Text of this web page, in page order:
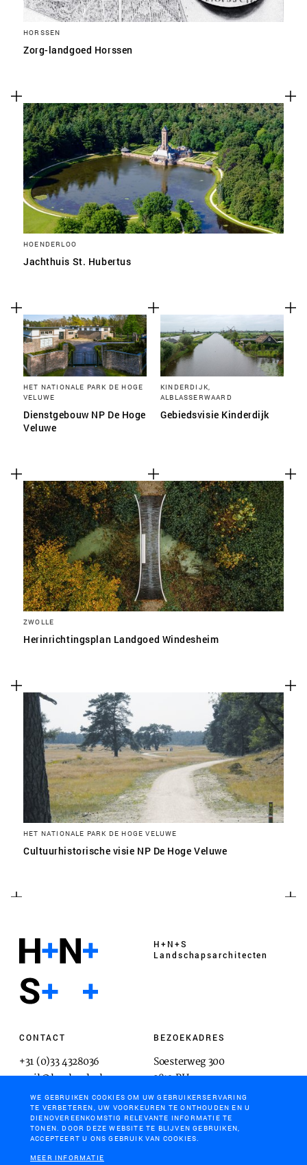
HORSSEN
Zorg-landgoed Horssen
HOENDERLOO
Jachthuis St. Hubertus
HET NATIONALE PARK DE HOGE
VELUWE
Dienstgebouw NP De Hoge
Veluwe
KINDERDIJK,
ALBLASSERWAARD
Gebiedsvisie Kinderdijk
ZWOLLE
Herinrichtingsplan Landgoed Windesheim
HET NATIONALE PARK DE HOGE VELUWE
Cultuurhistorische visie NP De Hoge Veluwe
H+N+S
Landschaps­architecten
CONTACT
+31 (0)33 4328036
mail@hnsland.nl
BEZOEKADRES
Soesterweg 300
3812 BH
Amersfoort
POSTADRES
WE GEBRUIKEN COOKIES OM UW GEBRUIKERSERVARING
TE VERBETEREN, UW VOORKEUREN TE ONTHOUDEN EN U
DIENOVEREENKOMSTIG RELEVANTE INFORMATIE TE
TONEN. DOOR DEZE WEBSITE TE BLIJVEN GEBRUIKEN,
ACCEPTEERT U ONS GEBRUIK VAN COOKIES.
MEER INFORMATIE